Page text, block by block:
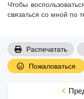
Чтобы
связаться со мной по
Распечатать
Пожаловаться